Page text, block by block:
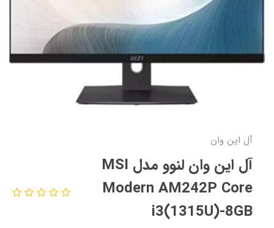
آل این وان
آل این وان لنوو مدل MSI
Modern AM242P Core
i3(1315U)-8GB